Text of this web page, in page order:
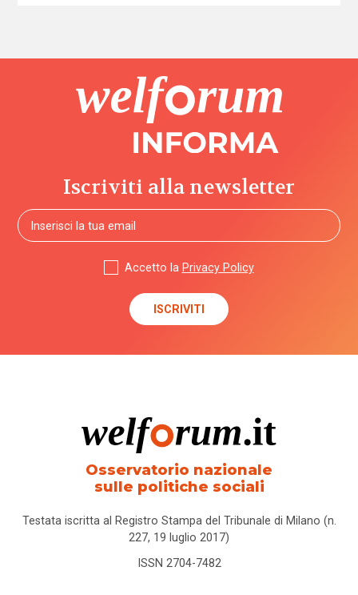
Iscriviti alla newsletter
Accetto la Privacy Policy
Osservatorio nazionale
sulle politiche sociali
Testata iscritta al Registro Stampa del Tribunale di Milano (n.
227, 19 luglio 2017)
ISSN 2704-7482